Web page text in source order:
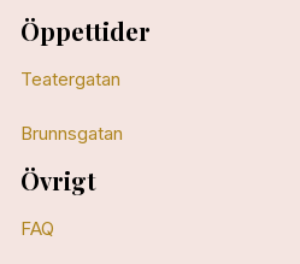
Öppettider
Teatergatan
Brunnsgatan
Övrigt
FAQ